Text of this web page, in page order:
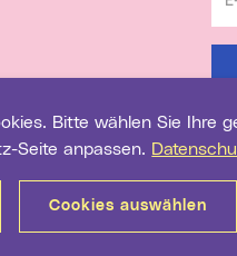
Seite anpassen.
Cookies auswählen